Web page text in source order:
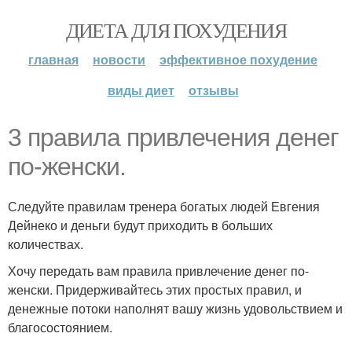
ДИЕТА ДЛЯ ПОХУДЕНИЯ
главная новости
эффективное похудение
виды диет
отзывы
3 правила привлечения денег
по-женски.
Следуйте правилам тренера богатых людей Евгения
Дейнеко и деньги будут приходить в больших
количествах.
Хочу передать вам правила привлечение денег по-
женски. Придерживайтесь этих простых правил, и
денежные потоки наполнят вашу жизнь удовольствием и
благосостоянием.